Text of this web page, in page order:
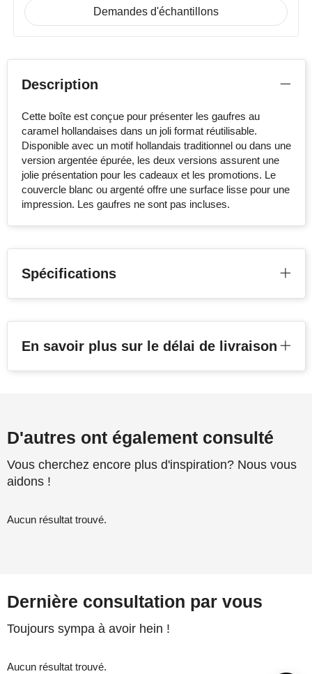
Demandes d'échantillons
Description
Cette boîte est conçue pour présenter les gaufres au
caramel hollandaises dans un joli format réutilisable.
Disponible avec un motif hollandais traditionnel ou dans une
version argentée épurée, les deux versions assurent une
jolie présentation pour les cadeaux et les promotions. Le
couvercle blanc ou argenté offre une surface lisse pour une
impression. Les gaufres ne sont pas incluses.
Spécifications
En savoir plus sur le délai de livraison
D'autres ont également consulté
Vous cherchez encore plus d'inspiration? Nous vous
aidons !
Aucun résultat trouvé.
Dernière consultation par vous
Toujours sympa à avoir hein !
Aucun résultat trouvé.